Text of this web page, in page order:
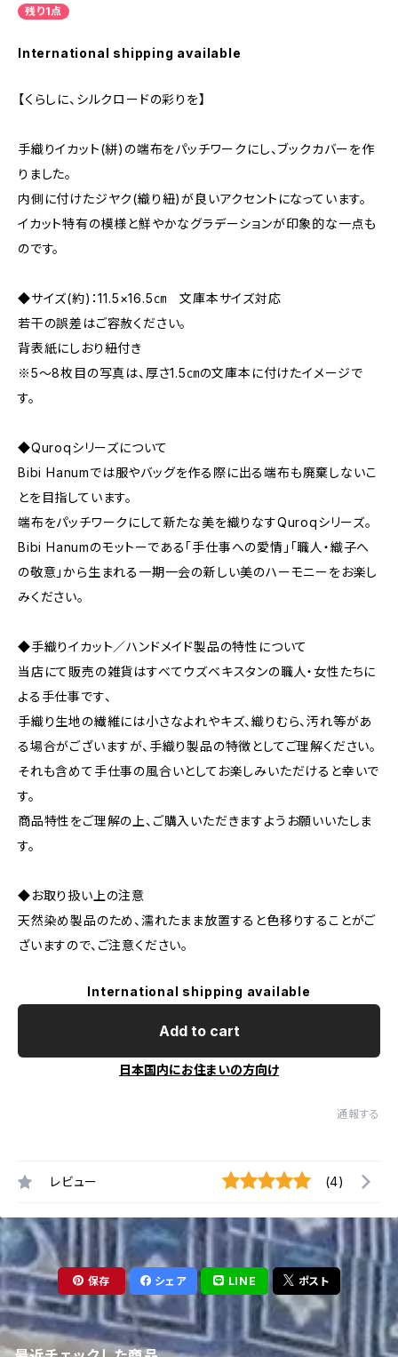
残り1点
International shipping available
【くらしに、シルクロードの彩りを】
手織りイカット(絣)の端布をパッチワークにし、ブックカバーを作
りました。
内側に付けたジヤク(織り紐)が良いアクセントになっています。
イカット特有の模様と鮮やかなグラデーションが印象的な一点も
のです。
◆サイズ(約)：11.5×16.5㎝ 文庫本サイズ対応
若干の誤差はご容赦ください。
背表紙にしおり紐付き
※5～8枚目の写真は、厚さ1.5㎝の文庫本に付けたイメージで
す。
◆Quroqシリーズについて
Bibi Hanumでは服やバッグを作る際に出る端布も廃棄しないこ
とを目指しています。
端布をパッチワークにして新たな美を織りなすQuroqシリーズ。
Bibi Hanumのモットーである「手仕事への愛情」「職人・織子へ
の敬意」から生まれる一期一会の新しい美のハーモニーをお楽し
みください。
◆手織りイカット／ハンドメイド製品の特性について
当店にて販売の雑貨はすべてウズベキスタンの職人・女性たちに
よる手仕事です、
手織り生地の繊維には小さなよれやキズ、織りむら、汚れ等があ
る場合がございますが、手織り製品の特徴としてご理解ください。
それも含めて手仕事の風合いとしてお楽しみいただけると幸いで
す。
商品特性をご理解の上、ご購入いただきますようお願いいたしま
す。
◆お取り扱い上の注意
天然染め製品のため、濡れたまま放置すると色移りすることがご
ざいますので、ご注意ください。
International shipping available
Add to cart
日本国内にお住まいの方向け
通報する
レビュー (4)
保存 シェア LINE ポスト